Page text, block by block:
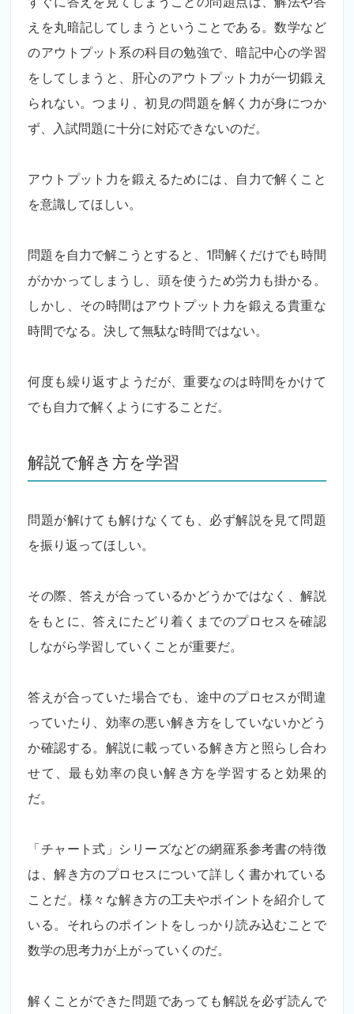
えを丸暗記してしまうということである。数学など
のアウトプット系の科目の勉強で、暗記中心の学習
をしてしまうと、肝心のアウトプット力が一切鍛え
られない。つまり、初見の問題を解く力が身につか
ず、入試問題に十分に対応できないのだ。
アウトプット力を鍛えるためには、自力で解くこと
を意識してほしい。
問題を自力で解こうとすると、1問解くだけでも時間
がかかってしまうし、頭を使うため労力も掛かる。
しかし、その時間はアウトプット力を鍛える貴重な
時間でなる。決して無駄な時間ではない。
何度も繰り返すようだが、重要なのは時間をかけて
でも自力で解くようにすることだ。
解説で解き方を学習
問題が解けても解けなくても、必ず解説を見て問題
を振り返ってほしい。
その際、答えが合っているかどうかではなく、解説
をもとに、答えにたどり着くまでのプロセスを確認
しながら学習していくことが重要だ。
答えが合っていた場合でも、途中のプロセスが間違
っていたり、効率の悪い解き方をしていないかどう
か確認する。解説に載っている解き方と照らし合わ
せて、最も効率の良い解き方を学習すると効果的
だ。
「チャート式」シリーズなどの網羅系参考書の特徴
は、解き方のプロセスについて詳しく書かれている
ことだ。様々な解き方の工夫やポイントを紹介して
いる。それらのポイントをしっかり読み込むことで
数学の思考力が上がっていくのだ。
解くことができた問題であっても解説を必ず読んで